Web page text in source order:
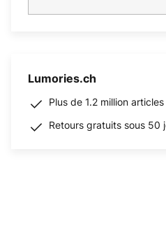
Lumories.ch
Plus de 1.2 million
Retours gratuits sous 50